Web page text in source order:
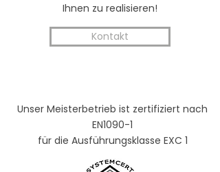
Ihnen zu realisieren!
Kontakt
Unser Meisterbetrieb ist zertifiziert nach
EN1090-1
für die Ausführungsklasse EXC 1